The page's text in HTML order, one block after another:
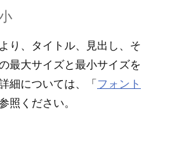
り⁠、タイトル⁠、見出し⁠、そ
最大サイズと最小サイズを
細については⁠、「⁠フ⁠ォント
照ください⁠。